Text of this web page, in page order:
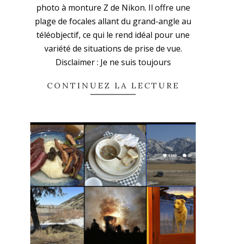
photo à monture Z de Nikon. Il offre une
plage de focales allant du grand-angle au
téléobjectif, ce qui le rend idéal pour une
variété de situations de prise de vue.
Disclaimer : Je ne suis toujours
CONTINUEZ LA LECTURE